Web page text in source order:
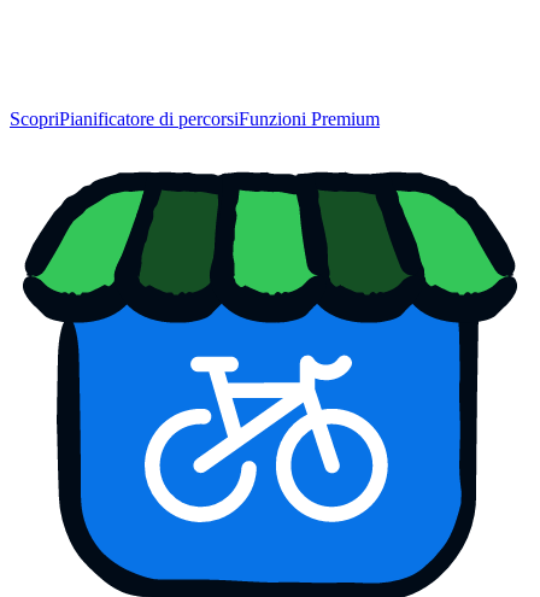
ScopriPianificatore di percorsiFunzioni Premium